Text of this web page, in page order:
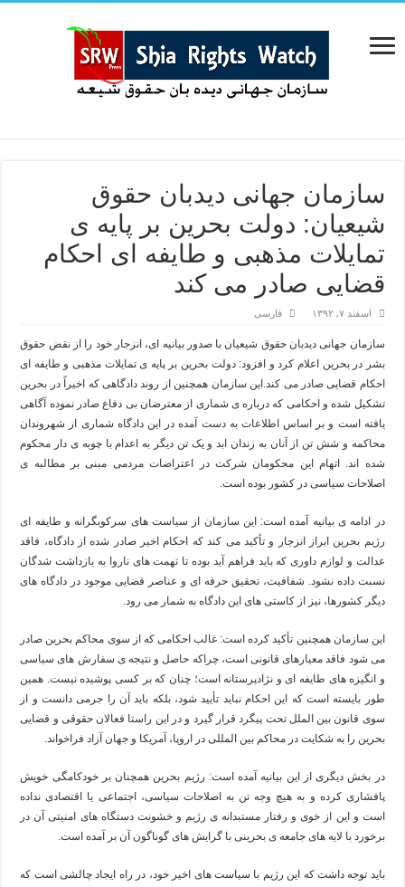
سازمان جهانی دیدبان حقوق
شیعیان: دولت بحرین بر پایه ی
تمایلات مذهبی و طایفه ای احکام
قضایی صادر می کند
اسفند ۷, ۱۳۹۲ فارسی
سازمان جهانی دیدبان حقوق شیعیان با صدور بیانیه ای، انزجار خود را از نقض حقوق
بشر در بحرین اعلام کرد و افزود: دولت بحرین بر پایه ی تمایلات مذهبی و طایفه ای
احکام قضایی صادر می کند. این سازمان همچنین از روند دادگاهی که اخیراً در بحرین
تشکیل شده و احکامی که درباره ی شماری از معترضان بی دفاع صادر نموده آگاهی
یافته است و بر اساس اطلاعات به دست آمده در این دادگاه شماری از شهروندان
محاکمه و شش تن از آنان به زندان ابد و یک تن دیگر به اعدام با چوبه ی دار محکوم
شده اند. اتهام این محکومان شرکت در اعتراضات مردمی مبنی بر مطالبه ی
اصلاحات سیاسی در کشور بوده است.
در ادامه ی بیانیه آمده است: این سازمان از سیاست های سرکوبگرانه و طایفه ای
رژیم بحرین ابراز انزجار و تأکید می کند که احکام اخیر صادر شده از دادگاه، فاقد
عدالت و لوازم داوری که باید فراهم آید بوده تا تهمت های ناروا به بازداشت شدگان
نسبت داده نشود. شفافیت، تحقیق حرفه ای و عناصر قضایی موجود در دادگاه های
دیگر کشورها، نیز از کاستی های این دادگاه به شمار می رود.
این سازمان همچنین تأکید کرده است: غالب احکامی که از سوی محاکم بحرین صادر
می شود فاقد معیارهای قانونی است، چراکه حاصل و نتیجه ی سفارش های سیاسی
و انگیزه های طایفه ای و نژادپرستانه است؛ چنان که بر کسی پوشیده نیست. همین
طور بایسته است که این احکام نباید تأیید شود، بلکه باید آن را جرمی دانست و از
سوی قانون بین الملل تحت پیگرد قرار گیرد و در این راستا فعالان حقوقی و قضایی
بحرین را به شکایت در محاکم بین المللی در اروپا، آمریکا و جهان آزاد فراخواند.
در بخش دیگری از این بیانیه آمده است: رژیم بحرین همچنان بر خودکامگی خویش
پافشاری کرده و به هیچ وجه تن به اصلاحات سیاسی، اجتماعی یا اقتصادی نداده
است و این از خوی و رفتار مستبدانه ی رژیم و خشونت دستگاه های امنیتی آن در
برخورد با لایه های جامعه ی بحرینی با گرایش های گوناگون آن بر آمده است.
باید توجه داشت که این رژیم با سیاست های اخیر خود، در راه ایجاد چالشی است که